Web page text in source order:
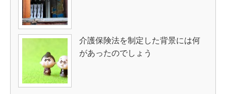
介護保険法を制定した背景には何
があったのでしょう